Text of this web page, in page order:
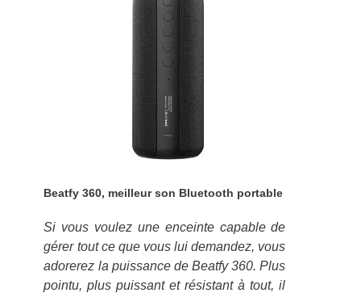
Beatfy 360, meilleur son Bluetooth portable
Si vous voulez une enceinte capable de
gérer tout ce que vous lui demandez, vous
adorerez la puissance de Beatfy 360. Plus
pointu, plus puissant et résistant à tout, il